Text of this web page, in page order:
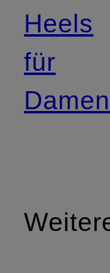
Heels
für
Damen